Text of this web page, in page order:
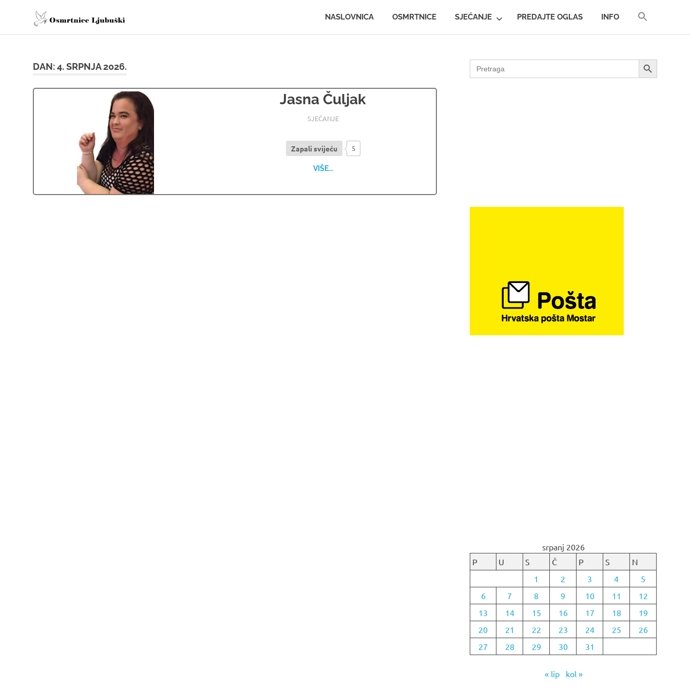
osmrtnice.ljportal.comNASLOVNICA OSMRTNICE SJEĆANJE PREDAJTE OGLAS INFO
DAN:4. SRPNJA 2026.
Jasna Čuljak
04.07.2026
OSMRTNICE LJUBUSKI
SJEĆANJE
Zapali svijeću 5
VIŠE...
Search
for:
SEARCH BUTTON
srpanj 2026
P
U S Č P S
N
1
2 3 4
5
6
7 8 9 10 11
12
13
14 15 16 17 18
19
20
21 22 23 24 25
26
27
28 29 30 31
« lip kol »